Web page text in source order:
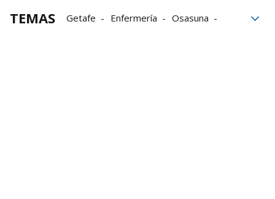
TEMAS Getafe Enfermería
Osasuna